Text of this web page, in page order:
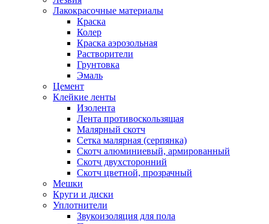
Лакокрасочные материалы
Краска
Колер
Краска аэрозольная
Растворители
Грунтовка
Эмаль
Цемент
Клейкие ленты
Изолента
Лента противоскользящая
Малярный скотч
Сетка малярная (серпянка)
Скотч алюминиевый, армированный
Скотч двухсторонний
Скотч цветной, прозрачный
Мешки
Круги и диски
Уплотнители
Звукоизоляция для пола